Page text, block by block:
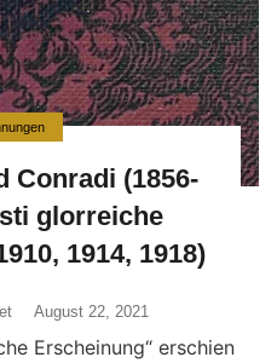
Conradi (1856-
glorreiche
1914, 1918)
August 22, 2021
Erscheinung“ erschien